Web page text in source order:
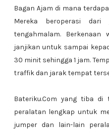
Bagan Ajam di mana
Mereka beroperasi
tengahmalam.
janjikan untuk sampai
30 minit sehingga 1 jam.
traffik dan jarak tempat
Bateriku.Com yang tiba di
peralatan lengkap untuk
jumper dan lain-lain